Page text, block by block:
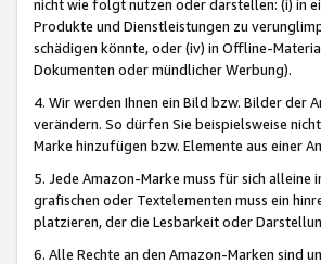
nicht wie folgt nutzen oder darstellen: (i) in
Produkte und Dienstleistungen zu
schädigen könnte, oder (iv) in Offline-
Dokumenten oder mündlicher Werbung).
4. Wir werden Ihnen ein Bild bzw. Bilder der
verändern. So dürfen Sie beispielsweise
Marke hinzufügen bzw. Elemente aus einer
5. Jede Amazon-Marke muss für sich
grafischen oder Textelementen muss ein
platzieren, der die Lesbarkeit oder
6. Alle Rechte an den Amazon-Marken sind